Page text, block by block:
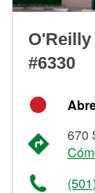
#6330
670